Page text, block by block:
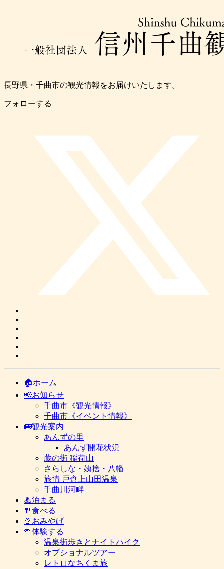
長野県・千曲市の観光情報をお届けいたします。
フォローする
🏠ホーム
📢お知らせ
千曲市《観光情報》
千曲市《イベント情報》
🚌観光案内
あんずの里
あんず開花状況
蔵の街 稲荷山
さらしな・姨捨・八幡
旅情 戸倉上山田温泉
千曲川河畔
♨泊まる
🍴食べる
🍑おみやげ
🏃体験する
温泉街歩きとナイトハイク
オプショナルツアー
レトロなちくま旅